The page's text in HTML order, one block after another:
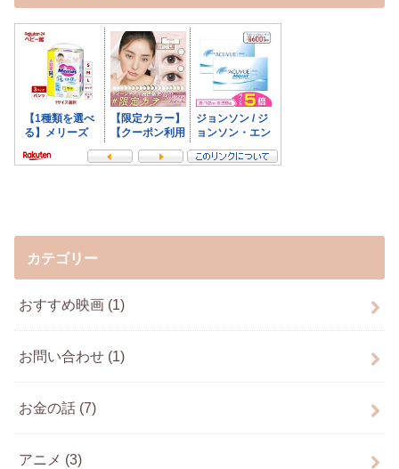
カテゴリー
おすすめ映画 (1)
お問い合わせ (1)
お金の話 (7)
アニメ (3)